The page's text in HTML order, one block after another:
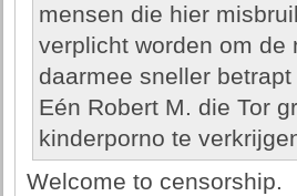
mensen die hier
verplicht worden om de
daarmee sneller betrapt
Eén Robert M. die Tor
kinderporno te
Welcome to censorship.